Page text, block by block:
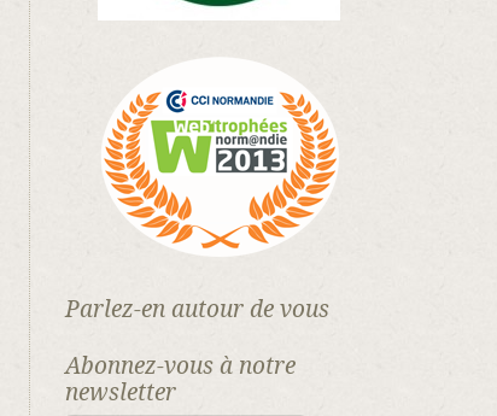
Parlez-en autour de vous
Abonnez-vous à notre
newsletter